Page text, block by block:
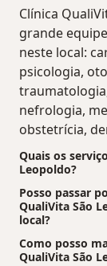
Clínica
grande
neste local:
psicologia,
nefrologia,
obstetrícia,
Quais os
Leopoldo?
Posso passar
QualiVita São
local?
Como posso
QualiVita São